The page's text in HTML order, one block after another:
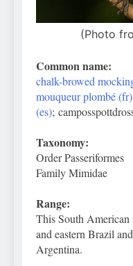
(Photo
Common name:
chalk-browed
mouqueur plombé (fr)
(es);
Taxonomy:
Order Passeriformes
Family Mimidae
Range:
This South American
and eastern Brazil
Argentina.